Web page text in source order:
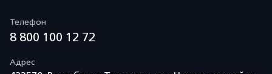
Телефон
8 800 100 12 72
Адрес